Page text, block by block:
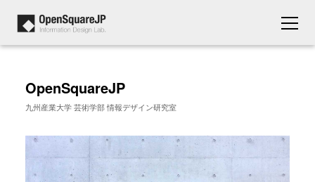
OpenSquareJP
九州産業大学 芸術学部 情報デザイン研究室